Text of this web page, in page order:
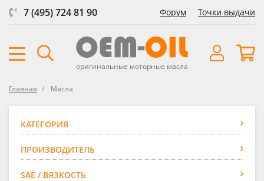
7 (495) 724 81 90 Форум Точки выдачи
оригинальные моторные масла
Главная Масла
КАТЕГОРИЯ
ПРОИЗВОДИТЕЛЬ
SAE / ВЯЗКОСТЬ